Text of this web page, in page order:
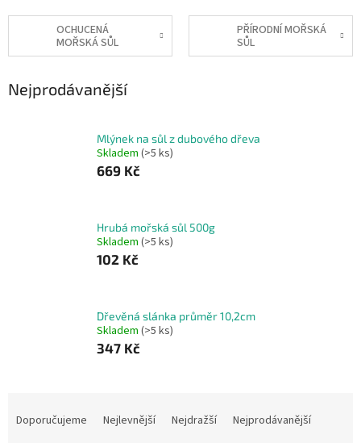
OCHUCENÁ
MOŘSKÁ SŮL
PŘÍRODNÍ MOŘSKÁ
SŮL
Nejprodávanější
Mlýnek na sůl z dubového dřeva
Skladem (>5 ks)
669 Kč
Hrubá mořská sůl 500g
Skladem (>5 ks)
102 Kč
Dřevěná slánka průměr 10,2cm
Skladem (>5 ks)
347 Kč
Doporučujeme Nejlevnější Nejdražší
Nejprodávanější